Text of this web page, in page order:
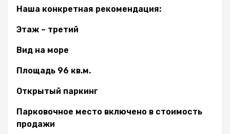
Наша конкретная рекомендация:
Этаж – третий
Вид на море
Площадь 96 кв.м.
Открытый паркинг
Парковочное место включено в стоимость
продажи